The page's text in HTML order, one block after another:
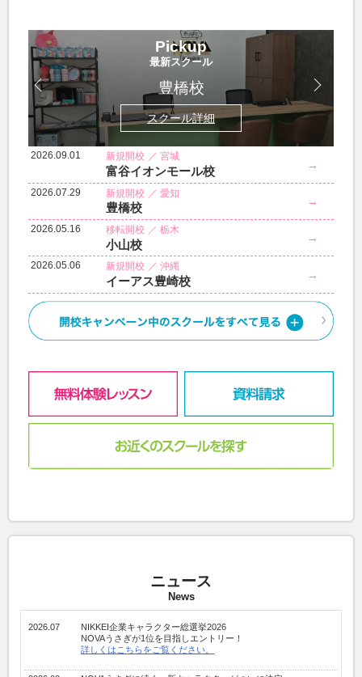
Pickup
最新スクール
豊橋校
スクール詳細
2026.09.01 新規開校 宮城
富谷イオンモール校
→
2026.07.29 新規開校 愛知
豊橋校
→
2026.05.16 移転開校 栃木
小山校
→
2026.05.06 新規開校 沖縄
イーアス豊崎校
→
ニュース
News
2026.07
NIKKEI企業キャラクター総選挙2026
NOVAうさぎが1位を目指しエントリー！
詳しくはこちらをご覧ください。